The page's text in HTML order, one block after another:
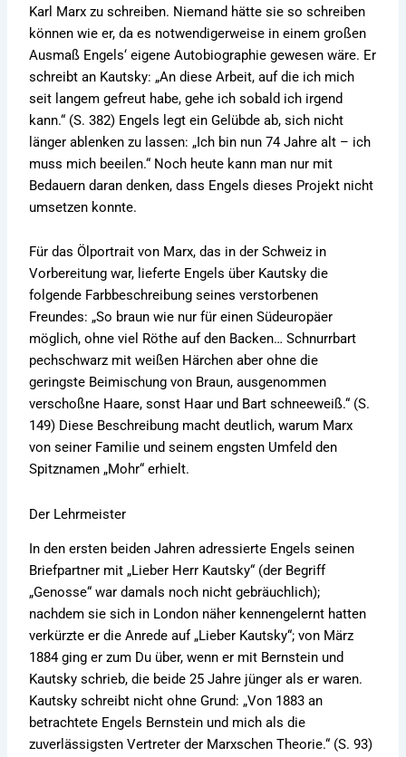
Karl Marx zu schreiben. Niemand hätte sie so schreiben
können wie er, da es notwendigerweise in einem großen
Ausmaß Engels‘ eigene Autobiographie gewesen wäre. Er
schreibt an Kautsky: „An diese Arbeit, auf die ich mich
seit langem gefreut habe, gehe ich sobald ich irgend
kann.“ (S. 382) Engels legt ein Gelübde ab, sich nicht
länger ablenken zu lassen: „Ich bin nun 74 Jahre alt – ich
muss mich beeilen.“ Noch heute kann man nur mit
Bedauern daran denken, dass Engels dieses Projekt nicht
umsetzen konnte.
Für das Ölportrait von Marx, das in der Schweiz in
Vorbereitung war, lieferte Engels über Kautsky die
folgende Farbbeschreibung seines verstorbenen
Freundes: „So braun wie nur für einen Südeuropäer
möglich, ohne viel Röthe auf den Backen… Schnurrbart
pechschwarz mit weißen Härchen aber ohne die
geringste Beimischung von Braun, ausgenommen
verschoßne Haare, sonst Haar und Bart schneeweiß.“ (S.
149) Diese Beschreibung macht deutlich, warum Marx
von seiner Familie und seinem engsten Umfeld den
Spitznamen „Mohr“ erhielt.
Der Lehrmeister
In den ersten beiden Jahren adressierte Engels seinen
Briefpartner mit „Lieber Herr Kautsky“ (der Begriff
„Genosse“ war damals noch nicht gebräuchlich);
nachdem sie sich in London näher kennengelernt hatten
verkürzte er die Anrede auf „Lieber Kautsky“; von März
1884 ging er zum Du über, wenn er mit Bernstein und
Kautsky schrieb, die beide 25 Jahre jünger als er waren.
Kautsky schreibt nicht ohne Grund: „Von 1883 an
betrachtete Engels Bernstein und mich als die
zuverlässigsten Vertreter der Marxschen Theorie.“ (S. 93)